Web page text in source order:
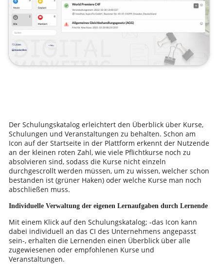
Der Schulungskatalog erleichtert den Überblick über Kurse,
Schulungen und Veranstaltungen zu behalten. Schon am
Icon auf der Startseite in der Plattform erkennt der Nutzende
an der kleinen roten Zahl, wie viele Pflichtkurse noch zu
absolvieren sind, sodass die Kurse nicht einzeln
durchgescrollt werden müssen, um zu wissen, welcher schon
bestanden ist (grüner Haken) oder welche Kurse man noch
abschließen muss.
Individuelle Verwaltung der eigenen Lernaufgaben durch Lernende
Mit einem Klick auf den Schulungskatalog; -das Icon kann
dabei individuell an das CI des Unternehmens angepasst
sein-, erhalten die Lernenden einen Überblick über alle
zugewiesenen oder empfohlenen Kurse und
Veranstaltungen.